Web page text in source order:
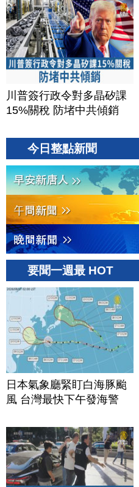
川普簽行政令對多晶矽課
15%關稅 防堵中共傾銷
今日整點新聞
要聞一週最 HOT
日本氣象廳緊盯白海豚颱
風 台灣最快下午發海警